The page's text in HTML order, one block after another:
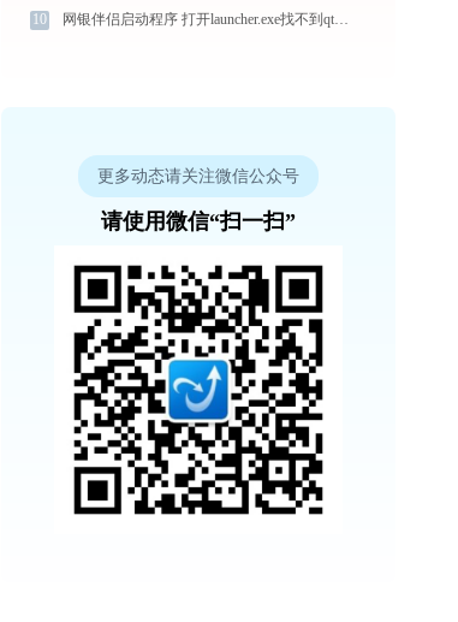
10 网银伴侣启动程序 打开launcher.exe找不到qt5networkd.dll怎么办
更多动态请关注微信公众号
请使用微信“扫一扫”